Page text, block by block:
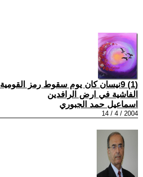
(1) 9نيسان كان يوم سقوط رمز القومية
الفاشية في ارض الرافدين
اسماعيل حمد الجبوري
2004 / 4 / 14